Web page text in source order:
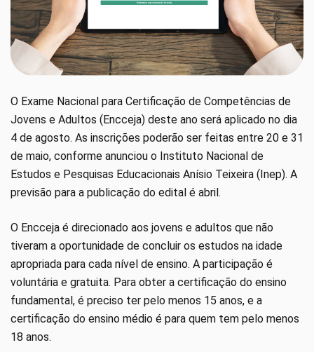
O Exame Nacional para Certificação de Competências de
Jovens e Adultos (Encceja) deste ano será aplicado no dia
4 de agosto. As inscrições poderão ser feitas entre 20 e 31
de maio, conforme anunciou o Instituto Nacional de
Estudos e Pesquisas Educacionais Anísio Teixeira (Inep). A
previsão para a publicação do edital é abril.
O Encceja é direcionado aos jovens e adultos que não
tiveram a oportunidade de concluir os estudos na idade
apropriada para cada nível de ensino. A participação é
voluntária e gratuita. Para obter a certificação do ensino
fundamental, é preciso ter pelo menos 15 anos, e a
certificação do ensino médio é para quem tem pelo menos
18 anos.